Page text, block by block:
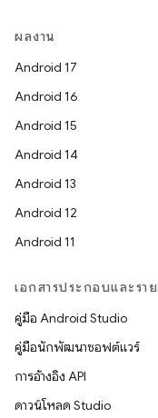
ผลงาน
Android 17
Android 16
Android 15
Android 14
Android 13
Android 12
Android 11
เอกสารประกอบและรา
คู่มือ Android Studio
คู่มือนักพัฒนาซอฟต์แวร์
การอ้างอิง API
ดาวน์โหลด Studio